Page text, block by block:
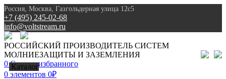
Россия, Москва, Газгольдерная улица 12с5
+7 (495) 245-02-68
info@voltstream.ru
8 (495) 245-02-68
РОССИЙСКИЙ ПРОИЗВОДИТЕЛЬ СИСТЕМ
МОЛНИЕЗАЩИТЫ И ЗАЗЕМЛЕНИЯ
0Список избранного
0 элементов 0₽
Каталог